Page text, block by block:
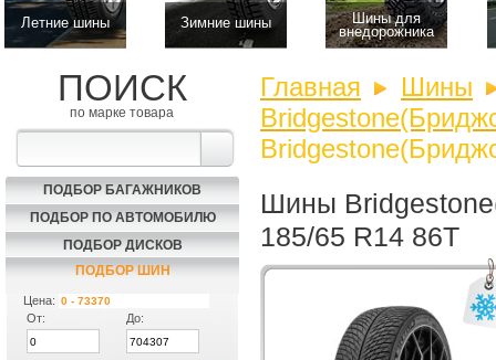
Летние шины Зимние шины
Шины для
внедорожника
ПОИСК
по марке товара
ПОДБОР БАГАЖНИКОВ
ПОДБОР ПО АВТОМОБИЛЮ
ПОДБОР ДИСКОВ
ПОДБОР ШИН
Цена:
От:
До:
Главная
Шины
Шины
185/65 R14 86T